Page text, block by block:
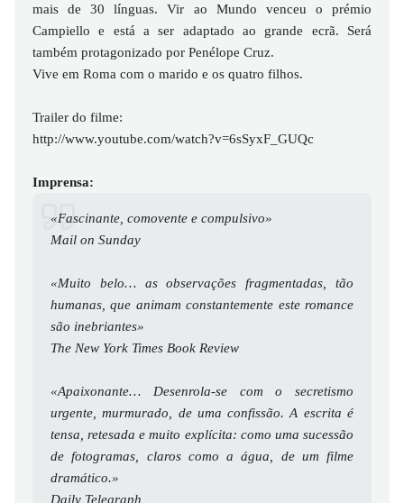
mais de 30 línguas. Vir ao Mundo venceu o prémio
Campiello e está a ser adaptado ao grande ecrã. Será
também protagonizado por Penélope Cruz.
Vive em Roma com o marido e os quatro filhos.
Trailer do filme:
http://www.youtube.com/watch?v=6sSyxF_GUQc
Imprensa:
«Fascinante, comovente e compulsivo»
Mail on Sunday
«Muito belo… as observações fragmentadas, tão
humanas, que animam constantemente este romance
são inebriantes»
The New York Times Book Review
«Apaixonante… Desenrola-se com o secretismo
urgente, murmurado, de uma confissão. A escrita é
tensa, retesada e muito explícita: como uma sucessão
de fotogramas, claros como a água, de um filme
dramático.»
Daily Telegraph